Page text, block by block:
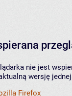
nie jest
wersję
Firefox